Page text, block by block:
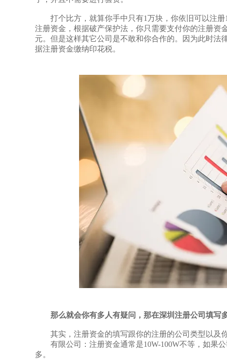
打个比方，就算你手中只有1万块，你依旧可以注册
注册资金，根据破产保护法，你只需要支付你的注册资
元。但是这样其它公司是不敢和你合作的。因为此时
据注册资金缴纳印花税。
那么就会你有多人有疑问，那在深圳注册公司填写
其实，注册资金的填写跟你的注册的公司类型以及
有限公司：注册资金通常是10W-100W不等，如果公
多。